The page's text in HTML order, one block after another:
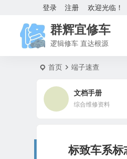
欢迎光临！
登录 注册
群辉宜修车
逻辑修车 直达根源
首页 端子速查
文档手册
综合维修资料
标致车系